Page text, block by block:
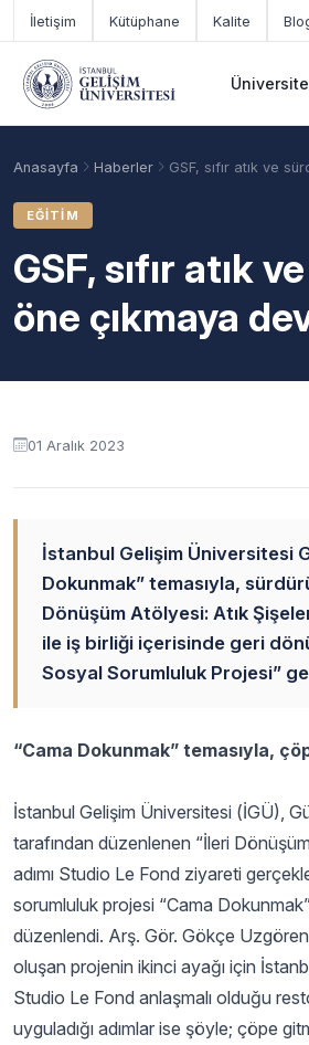
Ana içeriğe geç
İletişim Kütüphane Kalite
Üniversite
Anasayfa Haberler GSF, sıfır atık ve
EĞITIM
GSF, sıfır atık
öne çıkmaya
01 Aralık 2023
İstanbul Gelişim Üniversitesi
Dokunmak” temasıyla,
Dönüşüm Atölyesi: Atık
ile iş birliği içerisinde geri
Sosyal Sorumluluk Projesi”
“Cama Dokunmak” temasıyla,
İstanbul Gelişim Üniversitesi (İGÜ),
tarafından düzenlenen “İleri
adımı Studio Le Fond ziyareti
sorumluluk projesi “Cama
düzenlendi. Arş. Gör. Gökçe
oluşan projenin ikinci ayağı için
Studio Le Fond anlaşmalı olduğu
uyguladığı adımlar ise şöyle; çöpe